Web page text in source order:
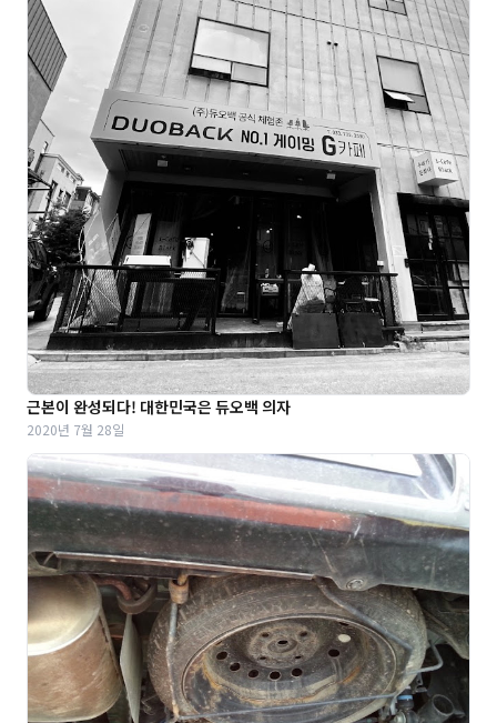
근본이 완성되다! 대한민국은 듀오백 의자
2020년 7월 28일